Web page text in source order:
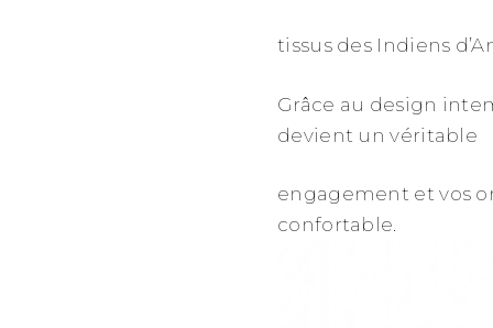
tissus des Indiens
Grâce au design
devient un véritable
engagement et vos
confortable.